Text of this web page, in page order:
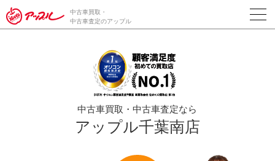
/*ABテスト_新規査定フォームの為のCVボタン*/
中古車買取・
中古車査定のアップル
中古車買取・中古車査定なら
アップル千葉南店